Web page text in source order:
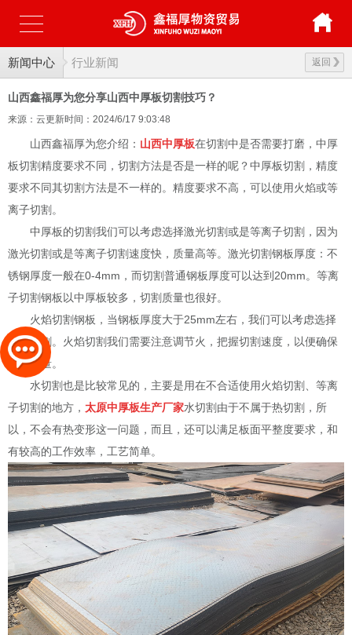
新闻中心 返回
行业新闻
山西鑫福厚为您分享山西中厚板切割技巧？
来源：云更新时间：2024/6/17 9:03:48
山西鑫福厚为您介绍： 山西中厚板在切割中是否需要打磨，中厚
板切割精度要求不同，切割方法是否是一样的呢？中厚板切割，精度
要求不同其切割方法是不一样的。精度要求不高，可以使用火焰或等
离子切割。
中厚板的切割我们可以考虑选择激光切割或是等离子切割，因为
激光切割或是等离子切割速度快，质量高等。激光切割钢板厚度：不
锈钢厚度一般在0-4mm，而切割普通钢板厚度可以达到20mm。等离
子切割钢板以中厚板较多，切割质量也很好。
火焰切割钢板，当钢板厚度大于25mm左右，我们可以考虑选择
火焰切割。火焰切割我们需要注意调节火，把握切割速度，以便确保
切割质量。
水切割也是比较常见的，主要是用在不合适使用火焰切割、等离
子切割的地方， 太原中厚板生产厂家水切割由于不属于热切割，所
以，不会有热变形这一问题，而且，还可以满足板面平整度要求，和
有较高的工作效率，工艺简单。